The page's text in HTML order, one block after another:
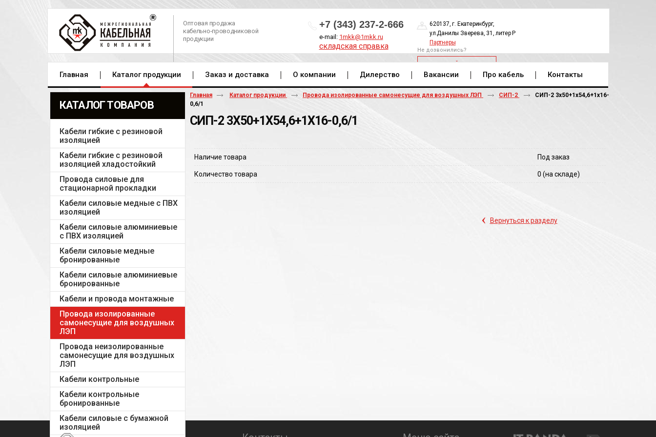
Оптовая продажа
кабельно-проводниковой
продукции
+7 (343) 237-2-666
e-mail: 1mkk@1mkk.ru
складская справка
620137, г. Екатеринбург,
ул.Данилы Зверева, 31, литер Р
Партнеры
Не дозвонились?
ОБРАТНЫЙ ЗВОНОК
Главная Каталог продукции Заказ и доставка О компании Дилерство Вакансии Про кабель Контакты
КАТАЛОГ ТОВАРОВ
Кабели гибкие с резиновой
изоляцией
Кабели гибкие с резиновой
изоляцией хладостойкий
Провода силовые для
стационарной прокладки
Кабели силовые медные с ПВХ
изоляцией
Кабели силовые алюминиевые
с ПВХ изоляцией
Кабели силовые медные
бронированные
Кабели силовые алюминиевые
бронированные
Кабели и провода монтажные
Провода изолированные
самонесущие для воздушных
ЛЭП
Провода неизолированные
самонесущие для воздушных
ЛЭП
Кабели контрольные
Кабели контрольные
бронированные
Кабели силовые с бумажной
изоляцией
Главная Каталог продукции Провода изолированные самонесущие для воздушных ЛЭП СИП-2
СИП-2 3х50+1х54,6+1х16-
0,6/1
СИП-2 3Х50+1Х54,6+1Х16-0,6/1
Наличие товара Под заказ
Количество товара 0 (на складе)
‹ Вернуться к разделу